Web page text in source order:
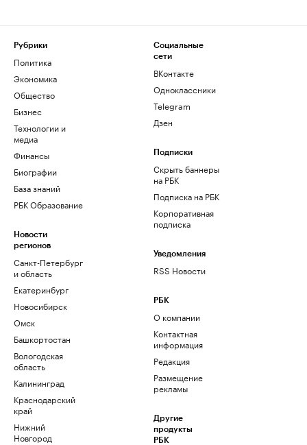
Рубрики
Политика
Экономика
Общество
Бизнес
Технологии и
медиа
Финансы
Биографии
База знаний
РБК Образование
Новости
регионов
Санкт-Петербург
и область
Екатеринбург
Новосибирск
Омск
Башкортостан
Вологодская
область
Калининград
Краснодарский
край
Нижний
Новгород
Социальные
сети
ВКонтакте
Одноклассники
Telegram
Дзен
Подписки
Скрыть баннеры
на РБК
Подписка на РБК
Корпоративная
подписка
Уведомления
RSS Новости
РБК
О компании
Контактная
информация
Редакция
Размещение
рекламы
Другие
продукты
РБК